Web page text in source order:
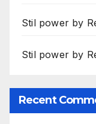
Stil power by
Stil power by
Recent